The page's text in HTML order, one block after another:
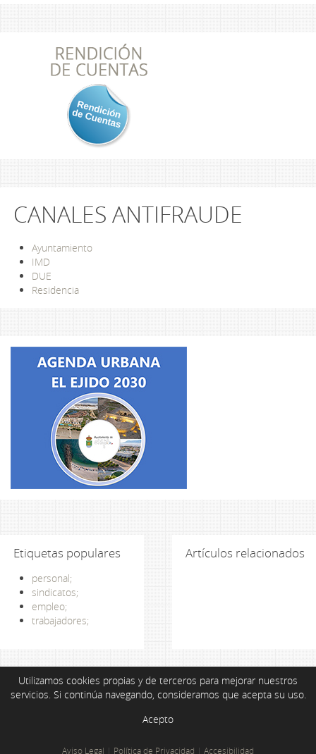
CANALES ANTIFRAUDE
Ayuntamiento
IMD
DUE
Residencia
Etiquetas populares
personal;
sindicatos;
empleo;
trabajadores;
Artículos relacionados
Utilizamos cookies propias y de terceros para mejorar nuestros
servicios. Si continúa navegando, consideramos que acepta su uso.
Acepto
Aviso Legal | Política de Privacidad | Accesibilidad